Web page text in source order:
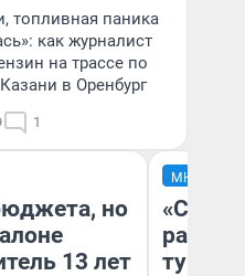
топливная паника
как журналист
на трассе по
в Оренбург
1
но
13 лет
МНЕНИЕ